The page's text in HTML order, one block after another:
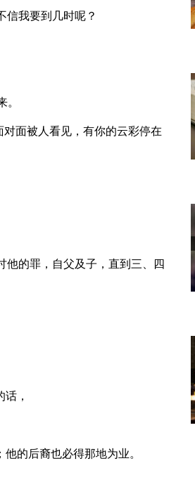
信我要到几时呢？
面被人看见，有你的云彩停在
他的罪，自父及子，直到三、四
，
的后裔也必得那地为业。